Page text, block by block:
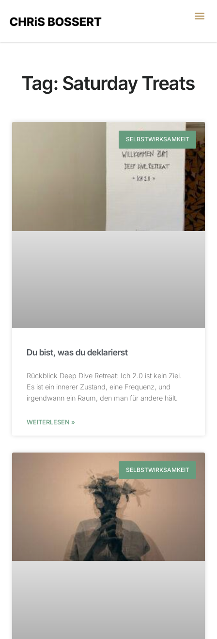
Tag: Saturday Treats
SELBSTWIRKSAMKEIT
Du bist, was du deklarierst
Rückblick Deep Dive Retreat: Ich 2.0 ist kein Ziel.
Es ist ein innerer Zustand, eine Frequenz, und
irgendwann ein Raum, den man für andere hält.
WEITERLESEN »
SELBSTWIRKSAMKEIT